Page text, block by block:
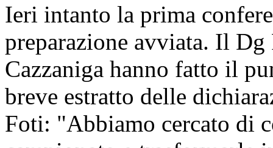
Ieri intanto la prima
preparazione avviata. Il
Cazzaniga hanno fatto il
breve estratto delle
Foti: "Abbiamo cercato di